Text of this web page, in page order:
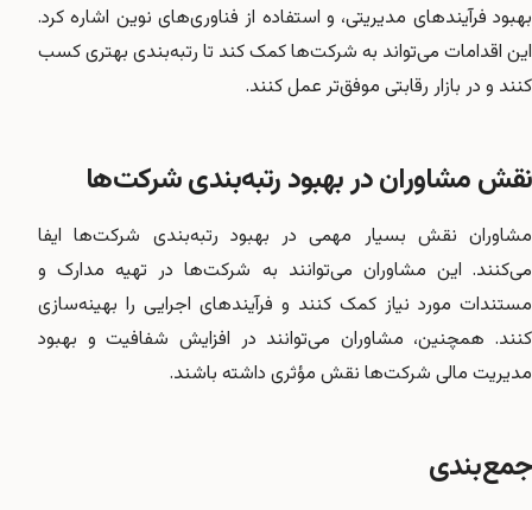
بهبود فرآیندهای مدیریتی، و استفاده از فناوری‌های نوین اشاره کرد.
این اقدامات می‌تواند به شرکت‌ها کمک کند تا رتبه‌بندی بهتری کسب
کنند و در بازار رقابتی موفق‌تر عمل کنند.
نقش مشاوران در بهبود رتبه‌بندی شرکت‌ها
مشاوران نقش بسیار مهمی در بهبود رتبه‌بندی شرکت‌ها ایفا
می‌کنند. این مشاوران می‌توانند به شرکت‌ها در تهیه مدارک و
مستندات مورد نیاز کمک کنند و فرآیندهای اجرایی را بهینه‌سازی
کنند. همچنین، مشاوران می‌توانند در افزایش شفافیت و بهبود
مدیریت مالی شرکت‌ها نقش مؤثری داشته باشند.
جمع‌بندی